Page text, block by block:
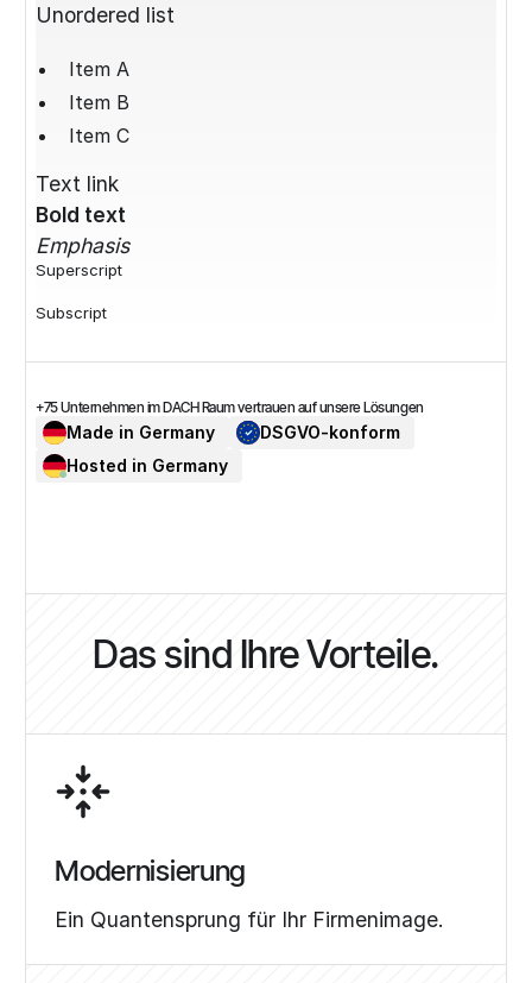
Unordered list
Item A
Item B
Item C
Text link
Bold text
Emphasis
Superscript
Subscript
+75 Unternehmen im DACH Raum vertrauen auf unsere Lösungen
Made in Germany
DSGVO-konform
Hosted in Germany
Das sind Ihre Vorteile.
Modernisierung
Ein Quantensprung für Ihr Firmenimage.